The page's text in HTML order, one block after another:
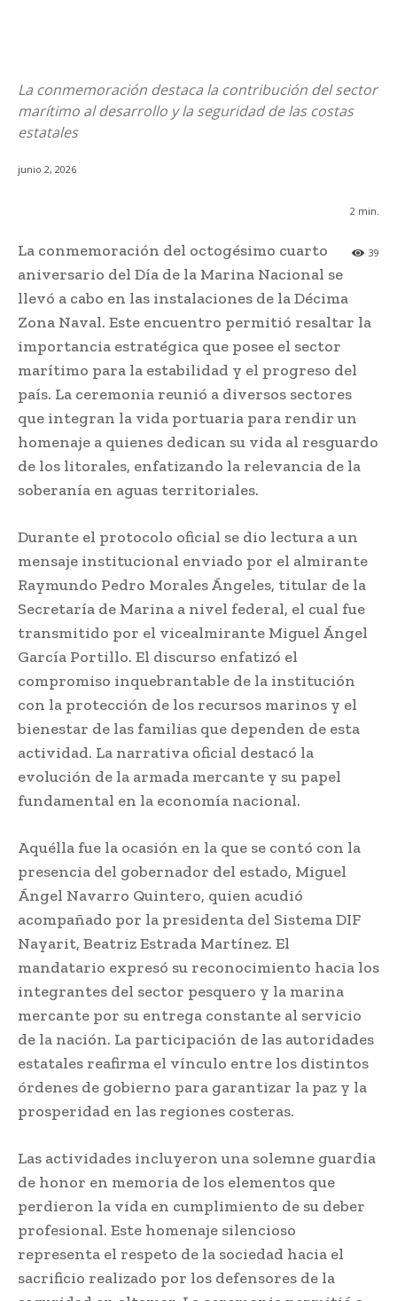
La conmemoración destaca la contribución del sector
marítimo al desarrollo y la seguridad de las costas
estatales
junio 2, 2026
2 min.
39
La conmemoración del octogésimo cuarto
aniversario del Día de la Marina Nacional se
llevó a cabo en las instalaciones de la Décima
Zona Naval. Este encuentro permitió resaltar la
importancia estratégica que posee el sector
marítimo para la estabilidad y el progreso del
país. La ceremonia reunió a diversos sectores
que integran la vida portuaria para rendir un
homenaje a quienes dedican su vida al resguardo
de los litorales, enfatizando la relevancia de la
soberanía en aguas territoriales.
Durante el protocolo oficial se dio lectura a un
mensaje institucional enviado por el almirante
Raymundo Pedro Morales Ángeles, titular de la
Secretaría de Marina a nivel federal, el cual fue
transmitido por el vicealmirante Miguel Ángel
García Portillo. El discurso enfatizó el
compromiso inquebrantable de la institución
con la protección de los recursos marinos y el
bienestar de las familias que dependen de esta
actividad. La narrativa oficial destacó la
evolución de la armada mercante y su papel
fundamental en la economía nacional.
Aquélla fue la ocasión en la que se contó con la
presencia del gobernador del estado, Miguel
Ángel Navarro Quintero, quien acudió
acompañado por la presidenta del Sistema DIF
Nayarit, Beatriz Estrada Martínez. El
mandatario expresó su reconocimiento hacia los
integrantes del sector pesquero y la marina
mercante por su entrega constante al servicio
de la nación. La participación de las autoridades
estatales reafirma el vínculo entre los distintos
órdenes de gobierno para garantizar la paz y la
prosperidad en las regiones costeras.
Las actividades incluyeron una solemne guardia
de honor en memoria de los elementos que
perdieron la vida en cumplimiento de su deber
profesional. Este homenaje silencioso
representa el respeto de la sociedad hacia el
sacrificio realizado por los defensores de la